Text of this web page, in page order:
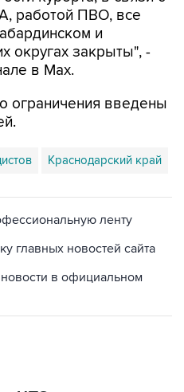
работой ПВО, все
и
округах закрыты", -
в Max.
ограничения введены
Краснодарский край
ленту
главных новостей сайта
в официальном